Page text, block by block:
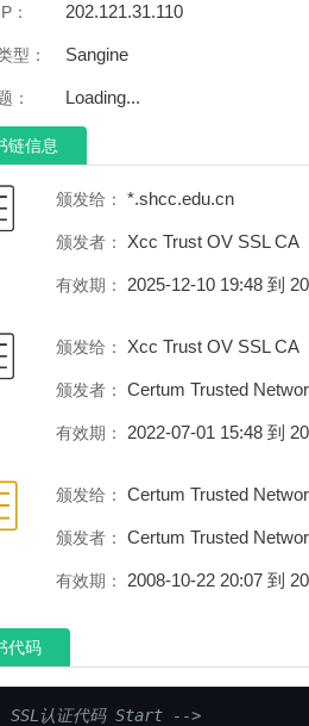
： 202.121.31.110
型： Sangine
： Loading...
链信息
颁发给： *.shcc.edu.cn
颁发者： Xcc Trust OV SSL CA
有效期： 2025-12-10 19:48 到
颁发给： Xcc Trust OV SSL CA
颁发者： Certum Trusted
有效期： 2022-07-01 15:48 到
颁发给： Certum Trusted
颁发者： Certum Trusted
有效期： 2008-10-22 20:07 到
代码
认证代码 Start -->